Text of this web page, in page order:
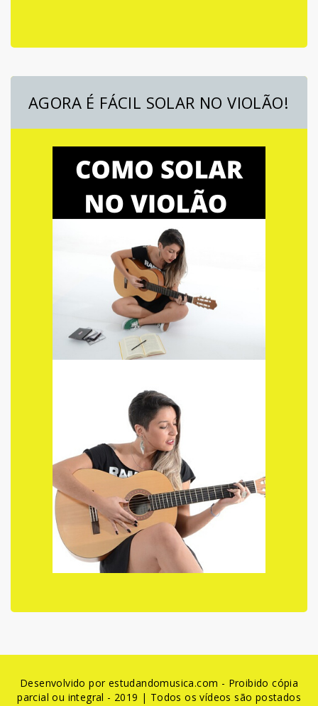
AGORA É FÁCIL SOLAR NO VIOLÃO!
Desenvolvido por estudandomusica.com - Proibido cópia
parcial ou integral - 2019 | Todos os vídeos são postados